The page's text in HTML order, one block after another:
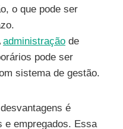
o que pode ser
administração de
pode ser
sistema de gestão.
é
e empregados. Essa